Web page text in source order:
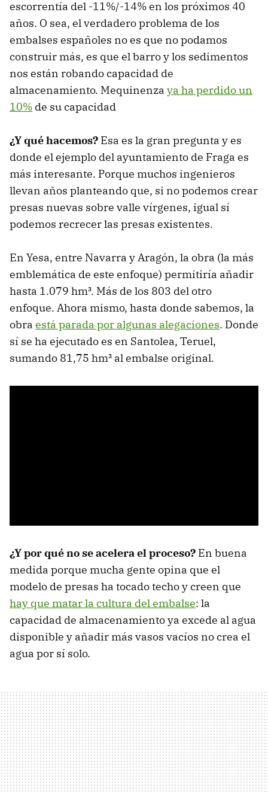
escorrentía del -11%/-14% en los próximos 40
años. O sea, el verdadero problema de los
embalses españoles no es que no podamos
construir más, es que el barro y los sedimentos
nos están robando capacidad de
almacenamiento. Mequinenza ya ha perdido un
10% de su capacidad
¿Y qué hacemos? Esa es la gran pregunta y es
donde el ejemplo del ayuntamiento de Fraga es
más interesante. Porque muchos ingenieros
llevan años planteando que, si no podemos crear
presas nuevas sobre valle vírgenes, igual sí
podemos recrecer las presas existentes.
En Yesa, entre Navarra y Aragón, la obra (la más
emblemática de este enfoque) permitiría añadir
hasta 1.079 hm³. Más de los 803 del otro
enfoque. Ahora mismo, hasta donde sabemos, la
obra está parada por algunas alegaciones. Donde
sí se ha ejecutado es en Santolea, Teruel,
sumando 81,75 hm³ al embalse original.
¿Y por qué no se acelera el proceso? En buena
medida porque mucha gente opina que el
modelo de presas ha tocado techo y creen que
hay que matar la cultura del embalse: la
capacidad de almacenamiento ya excede al agua
disponible y añadir más vasos vacíos no crea el
agua por sí solo.